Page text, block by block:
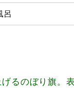
呂
るのぼり旗。